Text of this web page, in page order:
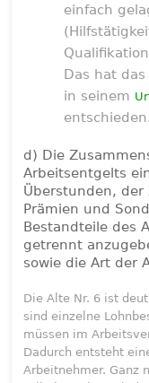
einfach
Das hat
in seinem
entschieden.
d) Die
Arbeitsentgelts
Überstunden, der
Prämien und
Bestandteile des
getrennt
sowie die Art der
Die Alte Nr. 6 ist
sind einzelne
müssen im
Dadurch entsteht
Arbeitnehmer. Ganz